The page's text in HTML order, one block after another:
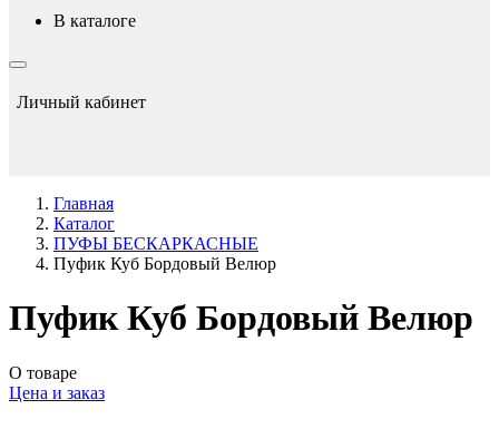
в каталоге
Личный кабинет
Главная
Каталог
ПУФЫ БЕСКАРКАСНЫЕ
Пуфик Куб Бордовый Велюр
Пуфик Куб Бордовый Велюр
О товаре
Цена и заказ